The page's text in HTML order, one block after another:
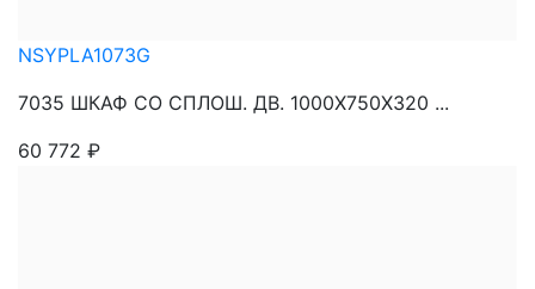
NSYPLA1073G
7035 ШКАФ СО СПЛОШ. ДВ. 1000Х750Х320 ...
60 772 ₽